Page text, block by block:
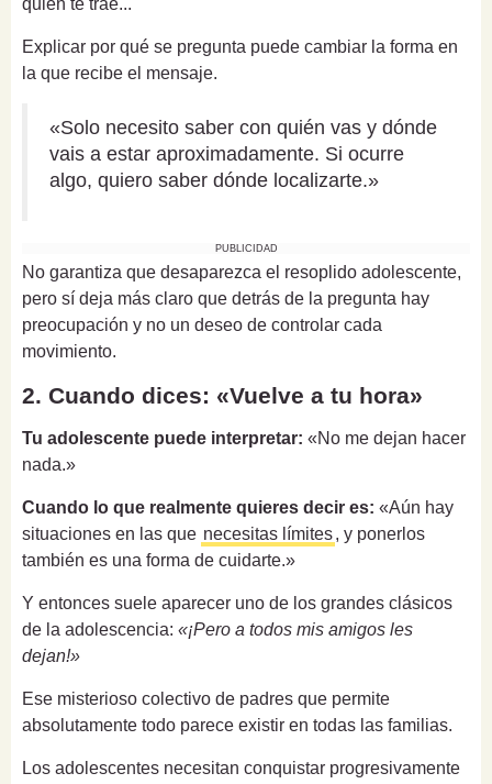
quién te trae...
Explicar por qué se pregunta puede cambiar la forma en
la que recibe el mensaje.
«Solo necesito saber con quién vas y dónde
vais a estar aproximadamente. Si ocurre
algo, quiero saber dónde localizarte.»
PUBLICIDAD
No garantiza que desaparezca el resoplido adolescente,
pero sí deja más claro que detrás de la pregunta hay
preocupación y no un deseo de controlar cada
movimiento.
2. Cuando dices: «Vuelve a tu hora»
Tu adolescente puede interpretar: «No me dejan hacer
nada.»
Cuando lo que realmente quieres decir es: «Aún hay
situaciones en las que necesitas límites, y ponerlos
también es una forma de cuidarte.»
Y entonces suele aparecer uno de los grandes clásicos
de la adolescencia: «¡Pero a todos mis amigos les
dejan!»
Ese misterioso colectivo de padres que permite
absolutamente todo parece existir en todas las familias.
Los adolescentes necesitan conquistar progresivamente